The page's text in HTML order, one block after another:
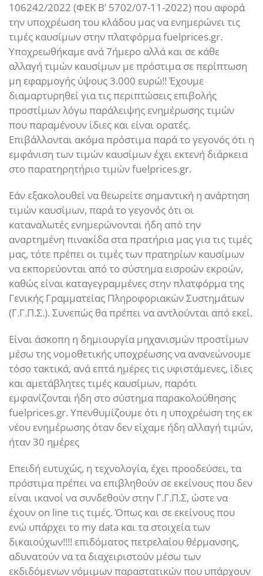
106242/2022 (ΦΕΚ Β’ 5702/07-11-2022) που αφορά
την υποχρέωση του κλάδου μας να ενημερώνει τις
τιμές καυσίμων στην πλατφόρμα fuelprices.gr.
Υποχρεωθήκαμε ανά 7ήμερο αλλά και σε κάθε
αλλαγή τιμών καυσίμων με πρόστιμα σε περίπτωση
μη εφαρμογής ύψους 3.000 ευρώ!! Έχουμε
διαμαρτυρηθεί για τις περιπτώσεις επιβολής
προστίμων λόγω παράλειψης ενημέρωσης τιμών
που παραμένουν ίδιες και είναι ορατές.
Επιβάλλονται ακόμα πρόστιμα παρά το γεγονός ότι η
εμφάνιση των τιμών καυσίμων έχει εκτενή διάρκεια
στο παρατηρητήριο τιμών fuelprices.gr.
Εάν εξακολουθεί να θεωρείτε σημαντική η ανάρτηση
τιμών καυσίμων, παρά το γεγονός ότι οι
καταναλωτές ενημερώνονται ήδη από την
αναρτημένη πινακίδα στα πρατήρια μας για τις τιμές
μας, τότε πρέπει οι τιμές των πρατηρίων καυσίμων
να εκπορεύονται από το σύστημα εισροών εκροών,
καθώς είναι καταγεγραμμένες στην πλατφόρμα της
Γενικής Γραμματείας Πληροφοριακών Συστημάτων
(Γ.Γ.Π.Σ.). Συνεπώς θα πρέπει να αντλούνται από εκεί.
Είναι άσκοπη η δημιουργία μηχανισμών προστίμων
μέσω της νομοθετικής υποχρέωσης να ανανεώνουμε
τόσο τακτικά, ανά επτά ημέρες τις υφιστάμενες, ίδιες
και αμετάβλητες τιμές καυσίμων, παρότι
εμφανίζονται ήδη στο σύστημα παρακολούθησης
fuelprices.gr. Υπενθυμίζουμε ότι η υποχρέωση της εκ
νέου ενημέρωσης όταν δεν είχαμε ήδη αλλαγή τιμών,
ήταν 30 ημέρες
Επειδή ευτυχώς, η τεχνολογία, έχει προοδεύσει, τα
πρόστιμα πρέπει να επιβληθούν σε εκείνους που δεν
είναι ικανοί να συνδεθούν στην Γ.Γ.Π.Σ, ώστε να
έχουν on line τις τιμές. Όπως και σε εκείνους που
ενώ υπάρχει το my data και τα στοιχεία των
δικαιούχων!!!! επιδόματος πετρελαίου θέρμανσης,
αδυνατούν να τα διαχειριστούν μέσω των
εκδιδόμενων νόμιμων παραστατικών που υπάρχουν